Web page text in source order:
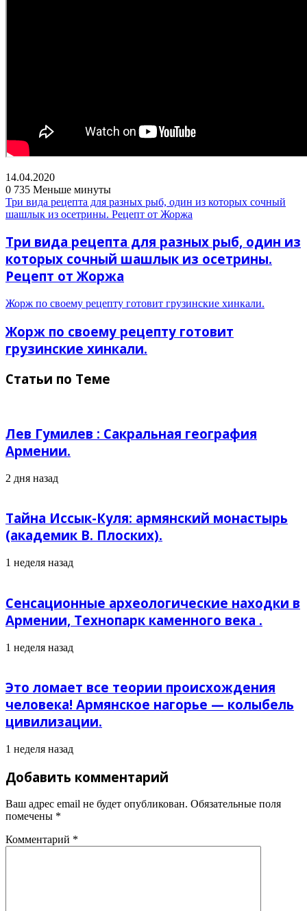
14.04.2020
0 735 Меньше минуты
Три вида рецепта для разных рыб, один из которых сочный
шашлык из осетрины. Рецепт от Жоржа
Три вида рецепта для разных рыб, один из
которых сочный шашлык из осетрины.
Рецепт от Жоржа
Жорж по своему рецепту готовит грузинские хинкали.
Жорж по своему рецепту готовит
грузинские хинкали.
Статьи по Теме
Лев Гумилев : Сакральная география
Армении.
2 дня назад
Тайна Иссык-Куля: армянский монастырь
(академик В. Плоских).
1 неделя назад
Сенсационные археологические находки в
Армении, Технопарк каменного века .
1 неделя назад
Это ломает все теории происхождения
человека! Армянское нагорье — колыбель
цивилизации.
1 неделя назад
Добавить комментарий
Ваш адрес email не будет опубликован. Обязательные поля
помечены *
Комментарий *